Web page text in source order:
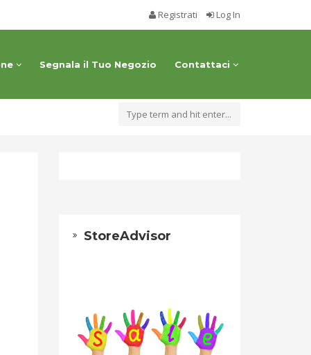
Registrati Log In
Segnala il Tuo Negozio Contattaci
StoreAdvisor